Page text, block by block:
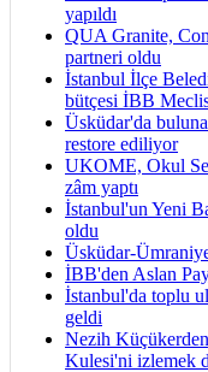
yapıldı
QUA Granite,
partneri oldu
İstanbul İlçe
bütçesi İBB
Üsküdar'da
restore ediliyor
UKOME, Okul
zâm yaptı
İstanbul'un Yeni
oldu
Üsküdar-
İBB'den Aslan
İstanbul'da toplu
geldi
Nezih
Kulesi'ni izlemek